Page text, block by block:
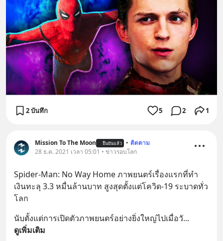
2 บันทึก 5 2 1
Mission To The Moon ยืนยันแล้ว • ติดตาม
28 ธ.ค. 2021 เวลา 05:01 • ข่าวรอบโลก
Spider-Man: No Way Home ภาพยนตร์เรื่องแรกที่ทำ
เงินทะลุ 3.3 หมื่นล้านบาท สูงสุดตั้งแต่โควิด-19 ระบาดทั่ว
โลก
นับตั้งแต่การเปิดตัวภาพยนตร์อย่างยิ่งใหญ่ไปเมื่อวั...
ดูเพิ่มเติม